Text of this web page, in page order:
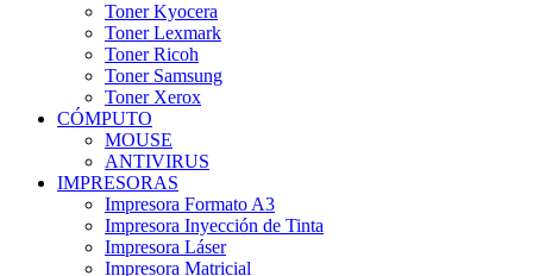
Toner Kyocera
Toner Lexmark
Toner Ricoh
Toner Samsung
Toner Xerox
CÓMPUTO
MOUSE
ANTIVIRUS
IMPRESORAS
Impresora Formato A3
Impresora Inyección de Tinta
Impresora Láser
Impresora Matricial